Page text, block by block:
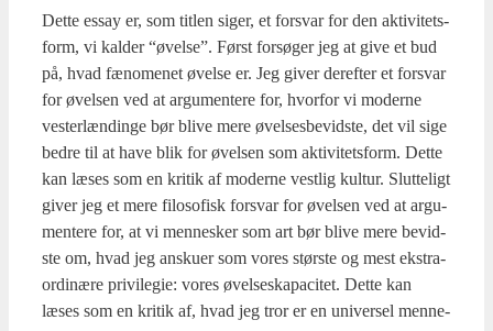
Det­te essay er, som tit­len siger, et for­svar for den akti­vi­tets­
form, vi kal­der “øvel­se”. Først for­sø­ger jeg at give et bud
på, hvad fæno­me­net øvel­se er. Jeg giver der­ef­ter et for­svar
for øvel­sen ved at argu­men­te­re for, hvor­for vi moder­ne
vester­læn­din­ge bør bli­ve mere øvel­ses­be­vid­ste, det vil sige
bed­re til at have blik for øvel­sen som akti­vi­tets­form. Det­te
kan læses som en kri­tik af moder­ne vest­lig kul­tur. Slut­te­ligt
giver jeg et mere filo­so­fisk for­svar for øvel­sen ved at argu­
men­te­re for, at vi men­ne­sker som art bør bli­ve mere bevid­
ste om, hvad jeg ansku­er som vores stør­ste og mest ekstra­
or­di­næ­re pri­vil­e­gie: vores øvel­ses­ka­pa­ci­tet. Det­te kan
læses som en kri­tik af, hvad jeg tror er en uni­ver­sel men­ne­